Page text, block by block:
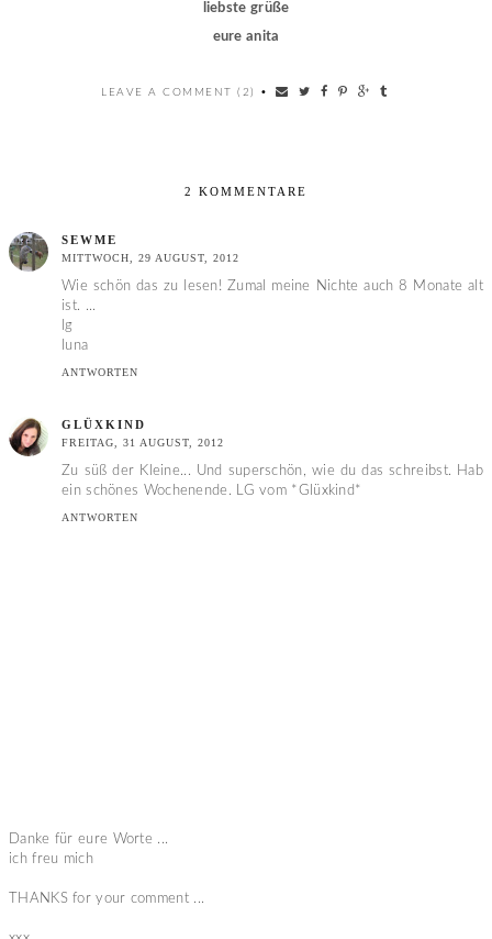
liebste grüße
eure anita
LEAVE A COMMENT (2) •
2 KOMMENTARE
SEWME
MITTWOCH, 29 AUGUST, 2012
Wie schön das zu lesen! Zumal meine Nichte auch 8 Monate alt
ist. ...
lg
luna
ANTWORTEN
GLÜXKIND
FREITAG, 31 AUGUST, 2012
Zu süß der Kleine... Und superschön, wie du das schreibst. Hab
ein schönes Wochenende. LG vom *Glüxkind*
ANTWORTEN
Danke für eure Worte ...
ich freu mich
THANKS for your comment ...